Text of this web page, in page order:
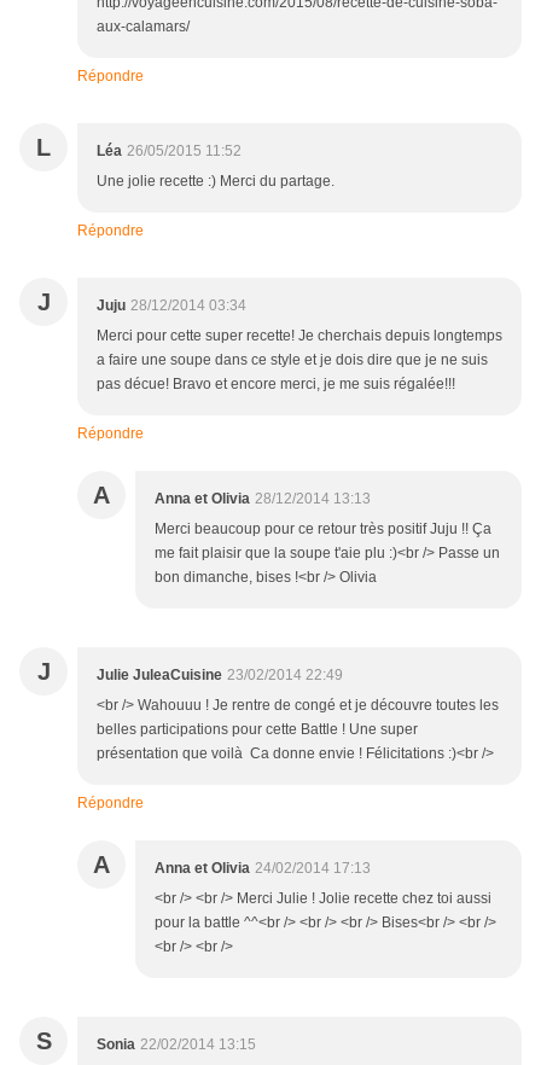
aux-calamars/
Répondre
L Léa 26/05/2015 11:52
Une jolie recette :) Merci du partage.
Répondre
J Juju 28/12/2014 03:34
Merci pour cette super recette! Je cherchais depuis longtemps
a faire une soupe dans ce style et je dois dire que je ne suis
pas décue! Bravo et encore merci, je me suis régalée!!!
Répondre
A Anna et Olivia 28/12/2014 13:13
Merci beaucoup pour ce retour très positif Juju !! Ça
me fait plaisir que la soupe t'aie plu :)<br /> Passe un
bon dimanche, bises !<br /> Olivia
J Julie JuleaCuisine 23/02/2014 22:49
<br /> Wahouuu ! Je rentre de congé et je découvre toutes les
belles participations pour cette Battle ! Une super
présentation que voilà Ca donne envie ! Félicitations :)<br />
Répondre
A Anna et Olivia 24/02/2014 17:13
<br /> <br /> Merci Julie ! Jolie recette chez toi aussi
pour la battle ^^<br /> <br /> <br /> Bises<br /> <br />
<br /> <br />
S Sonia 22/02/2014 13:15